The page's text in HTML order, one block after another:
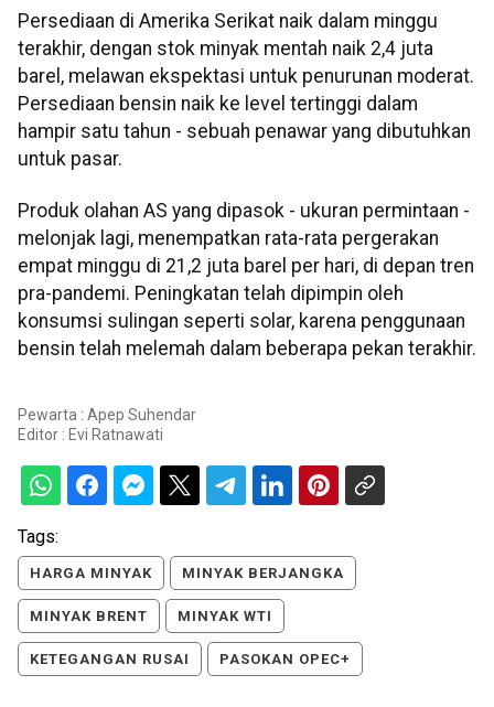
Persediaan di Amerika Serikat naik dalam minggu
terakhir, dengan stok minyak mentah naik 2,4 juta
barel, melawan ekspektasi untuk penurunan moderat.
Persediaan bensin naik ke level tertinggi dalam
hampir satu tahun - sebuah penawar yang dibutuhkan
untuk pasar.
Produk olahan AS yang dipasok - ukuran permintaan -
melonjak lagi, menempatkan rata-rata pergerakan
empat minggu di 21,2 juta barel per hari, di depan tren
pra-pandemi. Peningkatan telah dipimpin oleh
konsumsi sulingan seperti solar, karena penggunaan
bensin telah melemah dalam beberapa pekan terakhir.
Pewarta : Apep Suhendar
Editor : Evi Ratnawati
Tags:
HARGA MINYAK MINYAK BERJANGKA
MINYAK BRENT MINYAK WTI
KETEGANGAN RUSAI PASOKAN OPEC+